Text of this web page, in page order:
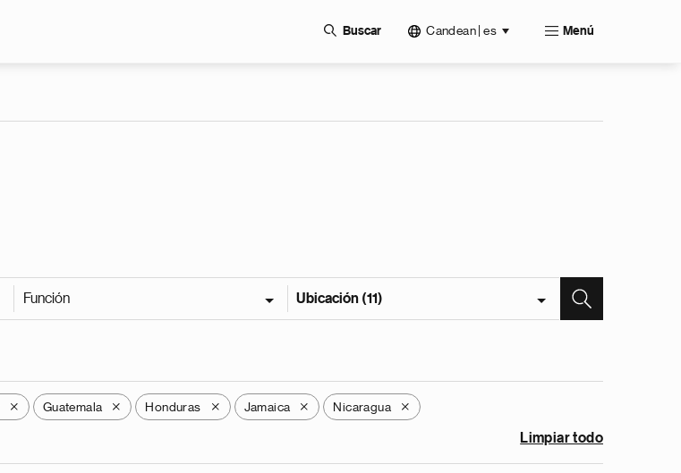
Buscar Candean | es Menú
Función Ubicación (11)
X Guatemala X Honduras X Jamaica X Nicaragua X
Limpiar todo